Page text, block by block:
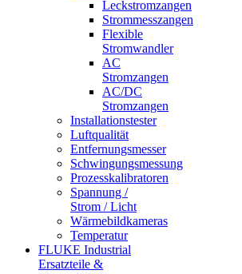
Leckstromzangen
Strommesszangen
Flexible
Stromwandler
AC
Stromzangen
AC/DC
Stromzangen
Installationstester
Luftqualität
Entfernungsmesser
Schwingungsmessung
Prozesskalibratoren
Spannung /
Strom / Licht
Wärmebildkameras
Temperatur
FLUKE Industrial
Ersatzteile &